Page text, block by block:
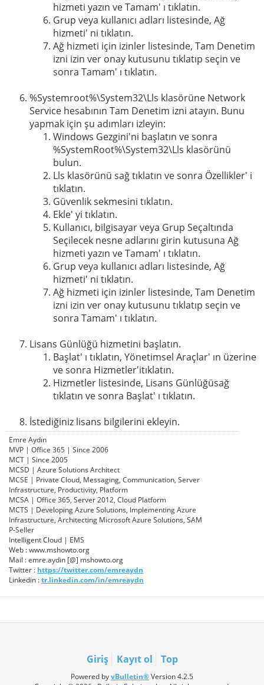
hizmeti yazın ve Tamam' ı tıklatın.
Grup veya kullanıcı adları listesinde, Ağ
hizmeti' ni tıklatın.
Ağ hizmeti için izinler listesinde, Tam Denetim
izni izin ver onay kutusunu tıklatıp seçin ve
sonra Tamam' ı tıklatın.
%Systemroot%\System32\Lls klasörüne Network
Service hesabının Tam Denetim izni atayın. Bunu
yapmak için şu adımları izleyin:
Windows Gezgini'ni başlatın ve sonra
%SystemRoot%\System32\Lls klasörünü
bulun.
Lls klasörünü sağ tıklatın ve sonra Özellikler' i
tıklatın.
Güvenlik sekmesini tıklatın.
Ekle' yi tıklatın.
Kullanıcı, bilgisayar veya Grup Seçaltında
Seçilecek nesne adlarını girin kutusuna Ağ
hizmeti yazın ve Tamam' ı tıklatın.
Grup veya kullanıcı adları listesinde, Ağ
hizmeti' ni tıklatın.
Ağ hizmeti için izinler listesinde, Tam Denetim
izni izin ver onay kutusunu tıklatıp seçin ve
sonra Tamam' ı tıklatın.
Lisans Günlüğü hizmetini başlatın.
Başlat' ı tıklatın, Yönetimsel Araçlar' ın üzerine
ve sonra Hizmetler'itıklatın.
Hizmetler listesinde, Lisans Günlüğüsağ
tıklatın ve sonra Başlat' ı tıklatın.
İstediğiniz lisans bilgilerini ekleyin.
Emre Aydın
MVP | Office 365 | Since 2006
MCT | Since 2005
MCSD | Azure Solutions Architect
MCSE | Private Cloud, Messaging, Communication, Server
Infrastructure, Productivity, Platform
MCSA | Office 365, Server 2012, Cloud Platform
MCTS | Developing Azure Solutions, Implementing Azure
Infrastructure, Architecting Microsoft Azure Solutions, SAM
P-Seller
Intelligent Cloud | EMS
Web : www.mshowto.org
Mail : emre.aydin [@] mshowto.org
Twitter : https://twitter.com/emreaydn
Linkedin :tr.linkedin.com/in/emreaydn
Giriş Kayıt ol Top
Powered byvBulletin®Version 4.2.5